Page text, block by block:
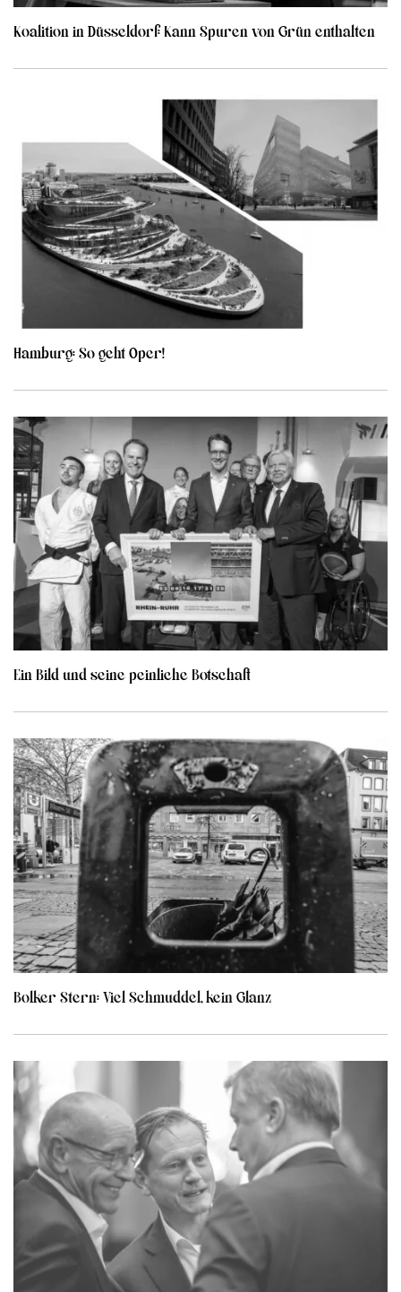
Koalition in Düsseldorf: Kann Spuren von Grün enthalten
Hamburg: So geht Oper!
Ein Bild und seine peinliche Botschaft
Bolker Stern: Viel Schmuddel, kein Glanz